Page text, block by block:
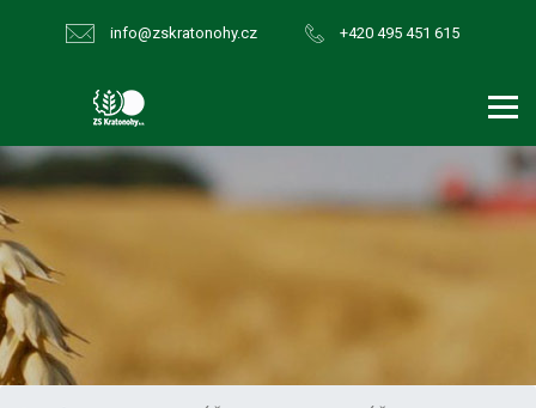
info@zskratonohy.cz +420 495 451 615